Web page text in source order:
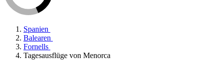
Spanien
Balearen
Fornells
Tagesausflüge von Menorca